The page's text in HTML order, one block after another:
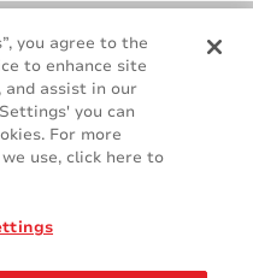
you agree to the
to enhance site
and assist in our
you can
For more
use, click here to